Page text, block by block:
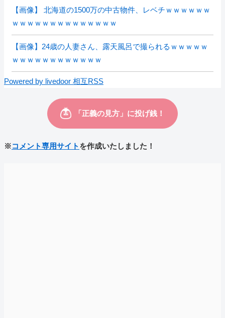
【画像】 北海道の1500万の中古物件、レベチｗｗｗｗｗｗ
ｗｗｗｗｗｗｗｗｗｗｗｗｗｗ
【画像】24歳の人妻さん、露天風呂で撮られるｗｗｗｗｗ
ｗｗｗｗｗｗｗｗｗｗｗｗ
Powered by livedoor 相互RSS
※コメント専用サイト を作成いたしました！